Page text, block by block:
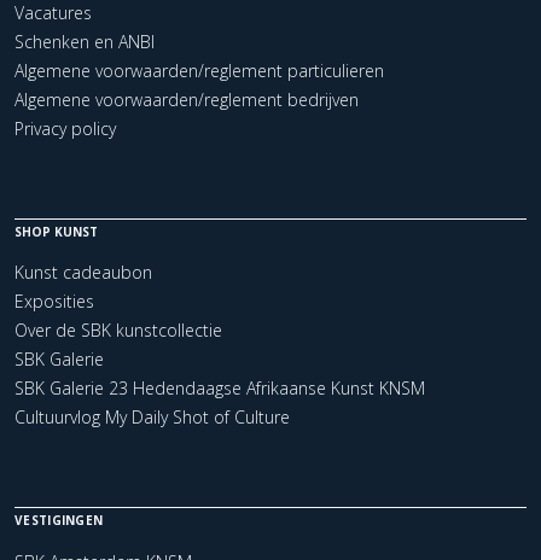
Vacatures
Schenken en ANBI
Algemene voorwaarden/reglement particulieren
Algemene voorwaarden/reglement bedrijven
Privacy policy
SHOP KUNST
Kunst cadeaubon
Exposities
Over de SBK kunstcollectie
SBK Galerie
SBK Galerie 23 Hedendaagse Afrikaanse Kunst KNSM
Cultuurvlog My Daily Shot of Culture
VESTIGINGEN